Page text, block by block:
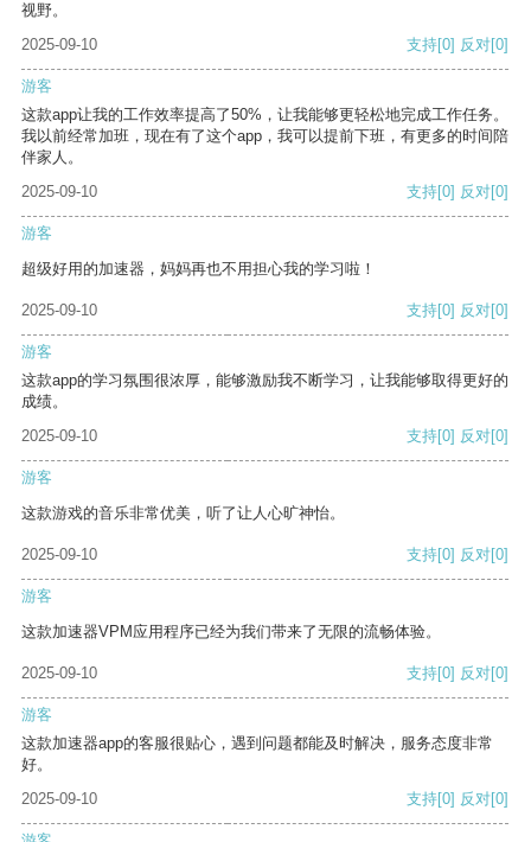
视野。
2025-09-10
支持[0] 反对[0]
游客
这款app让我的工作效率提高了50%，让我能够更轻松地完成工作任务。
我以前经常加班，现在有了这个app，我可以提前下班，有更多的时间陪
伴家人。
2025-09-10
支持[0] 反对[0]
游客
超级好用的加速器，妈妈再也不用担心我的学习啦！
2025-09-10 支持[0] 反对[0]
游客
这款app的学习氛围很浓厚，能够激励我不断学习，让我能够取得更好的
成绩。
2025-09-10
支持[0] 反对[0]
游客
这款游戏的音乐非常优美，听了让人心旷神怡。
2025-09-10 支持[0] 反对[0]
游客
这款加速器VPM应用程序已经为我们带来了无限的流畅体验。
2025-09-10 支持[0] 反对[0]
游客
这款加速器app的客服很贴心，遇到问题都能及时解决，服务态度非常
好。
2025-09-10
支持[0] 反对[0]